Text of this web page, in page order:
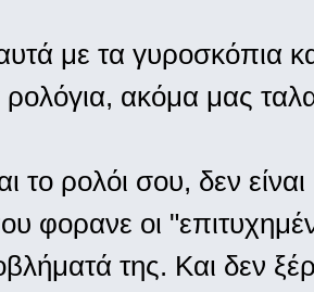
με τα γυροσκόπια
ρολόγια, ακόμα μας
το ρολόι σου, δεν
φορανε οι
της. Και δεν